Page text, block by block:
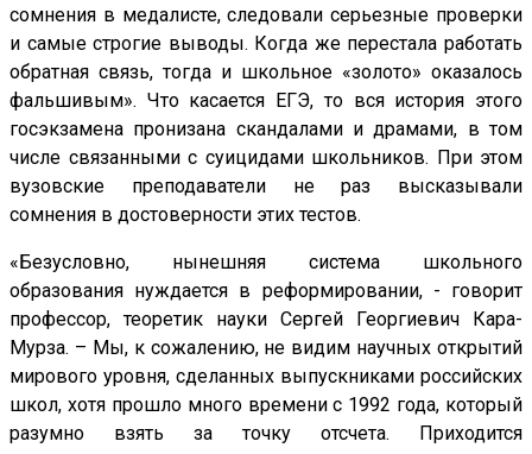
сомнения в медалисте, следовали серьезные проверки
и самые строгие выводы. Когда же перестала работать
обратная связь, тогда и школьное «золото» оказалось
фальшивым». Что касается ЕГЭ, то вся история этого
госэкзамена пронизана скандалами и драмами, в том
числе связанными с суицидами школьников. При этом
вузовские преподаватели не раз высказывали
сомнения в достоверности этих тестов.
«Безусловно, нынешняя система школьного
образования нуждается в реформировании, - говорит
профессор, теоретик науки Сергей Георгиевич Кара-
Мурза. – Мы, к сожалению, не видим научных открытий
мирового уровня, сделанных выпускниками российских
школ, хотя прошло много времени с 1992 года, который
разумно взять за точку отсчета. Приходится